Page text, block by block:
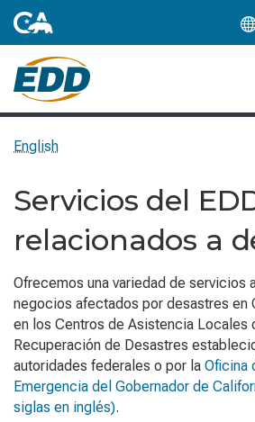
English
Servicios del
relacionados a
Ofrecemos una variedad de servicios
negocios afectados por desastres en
en los Centros de Asistencia Locales
Recuperación de Desastres
autoridades federales o por la Oficina
Emergencia del Gobernador de
siglas en inglés).